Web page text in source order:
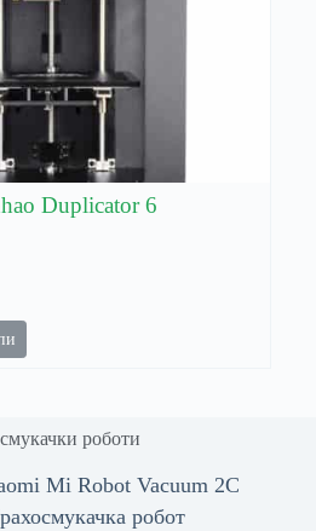
Duplicator 6
роботи
Mi Robot Vacuum 2C
робот